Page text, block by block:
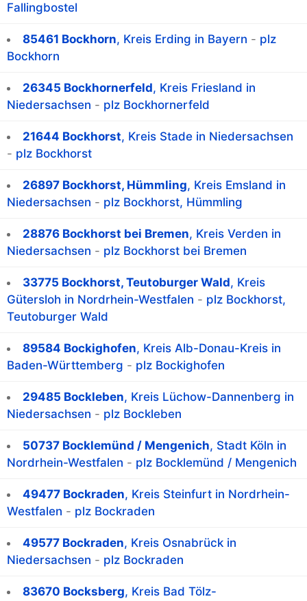
Fallingbostel
85461 Bockhorn, Kreis Erding in Bayern - plz
Bockhorn
26345 Bockhornerfeld, Kreis Friesland in
Niedersachsen - plz Bockhornerfeld
21644 Bockhorst, Kreis Stade in Niedersachsen
- plz Bockhorst
26897 Bockhorst, Hümmling, Kreis Emsland in
Niedersachsen - plz Bockhorst, Hümmling
28876 Bockhorst bei Bremen, Kreis Verden in
Niedersachsen - plz Bockhorst bei Bremen
33775 Bockhorst, Teutoburger Wald, Kreis
Gütersloh in Nordrhein-Westfalen - plz Bockhorst,
Teutoburger Wald
89584 Bockighofen, Kreis Alb-Donau-Kreis in
Baden-Württemberg - plz Bockighofen
29485 Bockleben, Kreis Lüchow-Dannenberg in
Niedersachsen - plz Bockleben
50737 Bocklemünd / Mengenich, Stadt Köln in
Nordrhein-Westfalen - plz Bocklemünd / Mengenich
49477 Bockraden, Kreis Steinfurt in Nordrhein-
Westfalen - plz Bockraden
49577 Bockraden, Kreis Osnabrück in
Niedersachsen - plz Bockraden
83670 Bocksberg, Kreis Bad Tölz-